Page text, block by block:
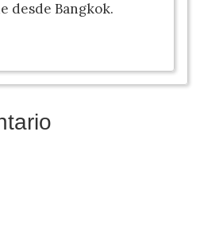
desde Bangkok.